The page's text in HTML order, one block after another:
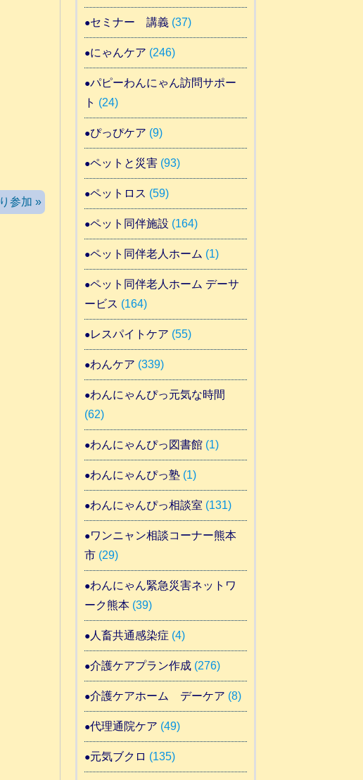
参加 »
セミナー 講義(37)
にゃんケア (246)
パピーわんにゃん訪問サポー
ト (24)
ぴっぴケア (9)
ペットと災害(93)
ペットロス (59)
ペット同伴施設 (164)
ペット同伴老人ホーム (1)
ペット同伴老人ホーム デーサ
ービス (164)
レスパイトケア (55)
わんケア (339)
わんにゃんぴっ元気な時間
(62)
わんにゃんぴっ図書館(1)
わんにゃんぴっ塾(1)
わんにゃんぴっ相談室 (131)
ワンニャン相談コーナー熊本
市(29)
わんにゃん緊急災害ネットワ
ーク熊本(39)
人畜共通感染症 (4)
介護ケアプラン作成(276)
介護ケアホーム デーケア (8)
代理通院ケア (49)
元気ブクロ (135)